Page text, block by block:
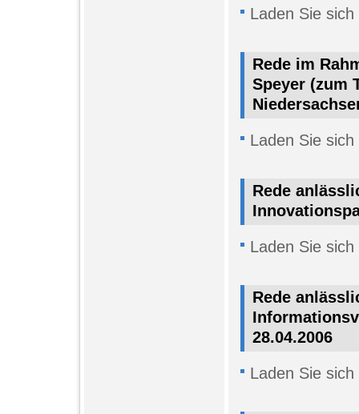
Laden Sie
Rede im
Speyer (zum
Laden Sie
Rede
Laden Sie
Rede
28.04.2006
Laden Sie